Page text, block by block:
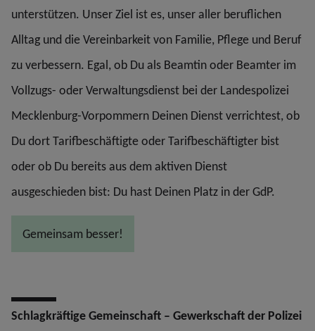
unterstützen. Unser Ziel ist es, unser aller beruflichen
Alltag und die Vereinbarkeit von Familie, Pflege und Beruf
zu verbessern. Egal, ob Du als Beamtin oder Beamter im
Vollzugs- oder Verwaltungsdienst bei der Landespolizei
Mecklenburg-Vorpommern Deinen Dienst verrichtest, ob
Du dort Tarifbeschäftigte oder Tarifbeschäftigter bist
oder ob Du bereits aus dem aktiven Dienst
ausgeschieden bist: Du hast Deinen Platz in der GdP.
Gemeinsam besser!
Schlagkräftige Gemeinschaft – Gewerkschaft der Polizei